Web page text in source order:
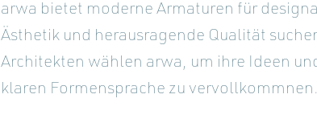
arwa bietet moderne Armaturen für
Ästhetik und herausragende Qualität
Architekten wählen arwa, um ihre Ideen
klaren Formensprache zu vervollkommnen.